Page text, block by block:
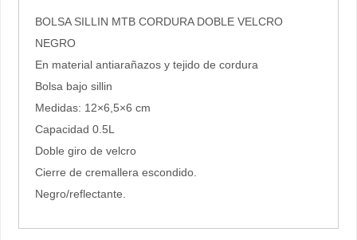
BOLSA SILLIN MTB CORDURA DOBLE VELCRO
NEGRO
En material antiarañazos y tejido de cordura
Bolsa bajo sillin
Medidas: 12×6,5×6 cm
Capacidad 0.5L
Doble giro de velcro
Cierre de cremallera escondido.
Negro/reflectante.